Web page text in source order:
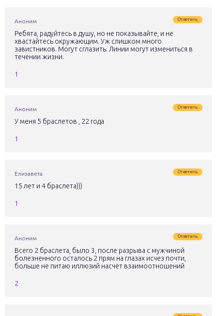
Аноним Ответить
Ребята, радуйтесь в душу, но не показывайте, и не
хвастайтесь окружающим. Уж слишком много
завистников. Могут сглазить. Линии могут измениться в
течении жизни.
1
Аноним Ответить
У меня 5 браслетов , 22 года
1
Елизавета Ответить
15 лет и 4 браслета)))
1
Аноним Ответить
Всего 2 браслета, было 3, после разрыва с мужчиной
болезненного осталось 2 прям на глазах исчез почти,
больше не питаю иллюзий насчёт взаимоотношений
2